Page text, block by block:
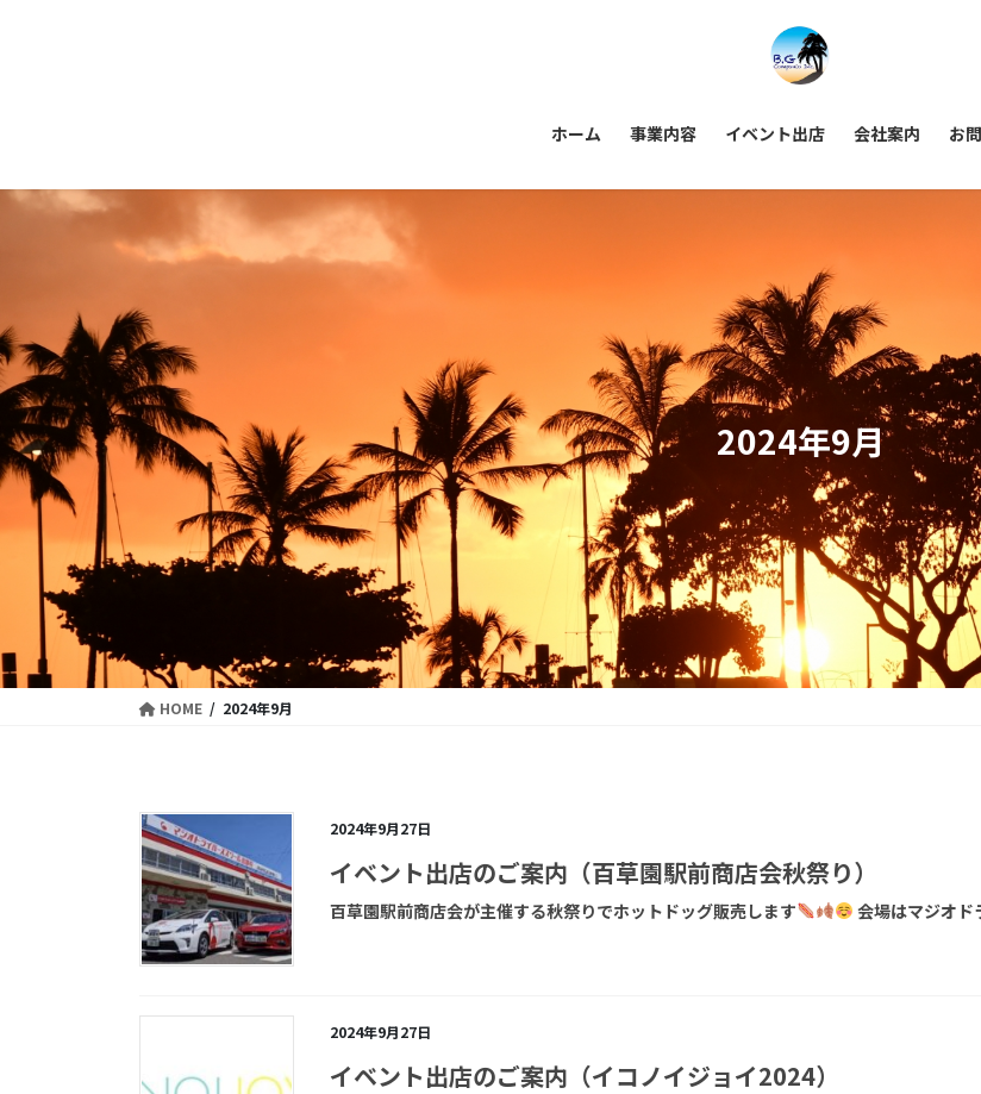
移
ン
ホーム 事業内容 イベント出店 会社案内 お
2024年9月
HOME 2024年9月
2024年9月27日
イベント出店のご案内（百草園駅前商店会秋祭り）
百草園駅前商店会が主催する秋祭りでホットドッグ販売します 会場はマジオド
2024年9月27日
イベント出店のご案内（イコノイジョイ2024）